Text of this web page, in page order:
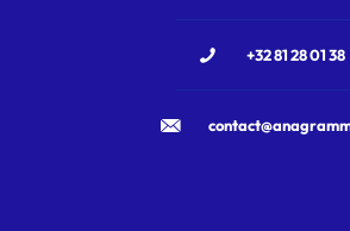
+32 81 28 01 38